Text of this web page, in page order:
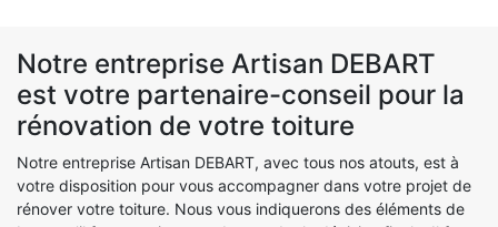
Notre entreprise Artisan DEBART
est votre partenaire-conseil pour la
rénovation de votre toiture
Notre entreprise Artisan DEBART, avec tous nos atouts, est à
votre disposition pour vous accompagner dans votre projet de
rénover votre toiture. Nous vous indiquerons des éléments de